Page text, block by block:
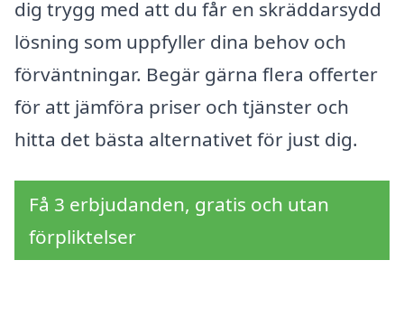
dig trygg med att du får en skräddarsydd
lösning som uppfyller dina behov och
förväntningar. Begär gärna flera offerter
för att jämföra priser och tjänster och
hitta det bästa alternativet för just dig.
Få 3 erbjudanden, gratis och utan
förpliktelser